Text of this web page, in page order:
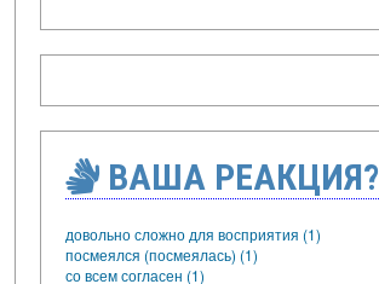
ВАША РЕАКЦИЯ?
довольно сложно для восприятия (1)
посмеялся (посмеялась) (1)
со всем согласен (1)